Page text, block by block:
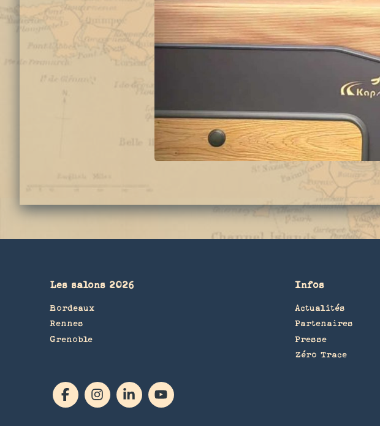
Les salons 2026
Bordeaux
Rennes
Grenoble
Infos
Actualités
Partenaires
Presse
Zéro Trace